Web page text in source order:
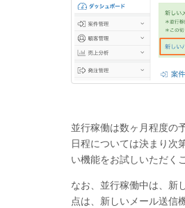
並行稼働は数ヶ月程度の
日程については決まり次
い機能をお試しいただく
なお、並行稼働中は、新
点は、新しいメール送信